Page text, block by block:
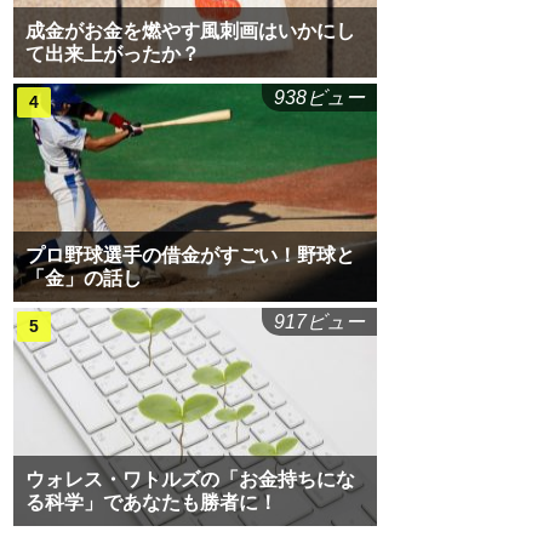
成金がお金を燃やす風刺画はいかにし
て出来上がったか？
プロ野球選手の借金がすごい！野球と
「金」の話し
938ビュー
ウォレス・ワトルズの「お金持ちにな
る科学」であなたも勝者に！
917ビュー